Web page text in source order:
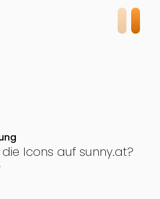
Lichtungen. Im Winter
Urwald
Icons auf sunny.at?